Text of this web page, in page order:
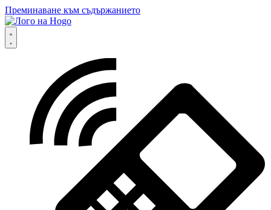
Преминаване към съдържанието